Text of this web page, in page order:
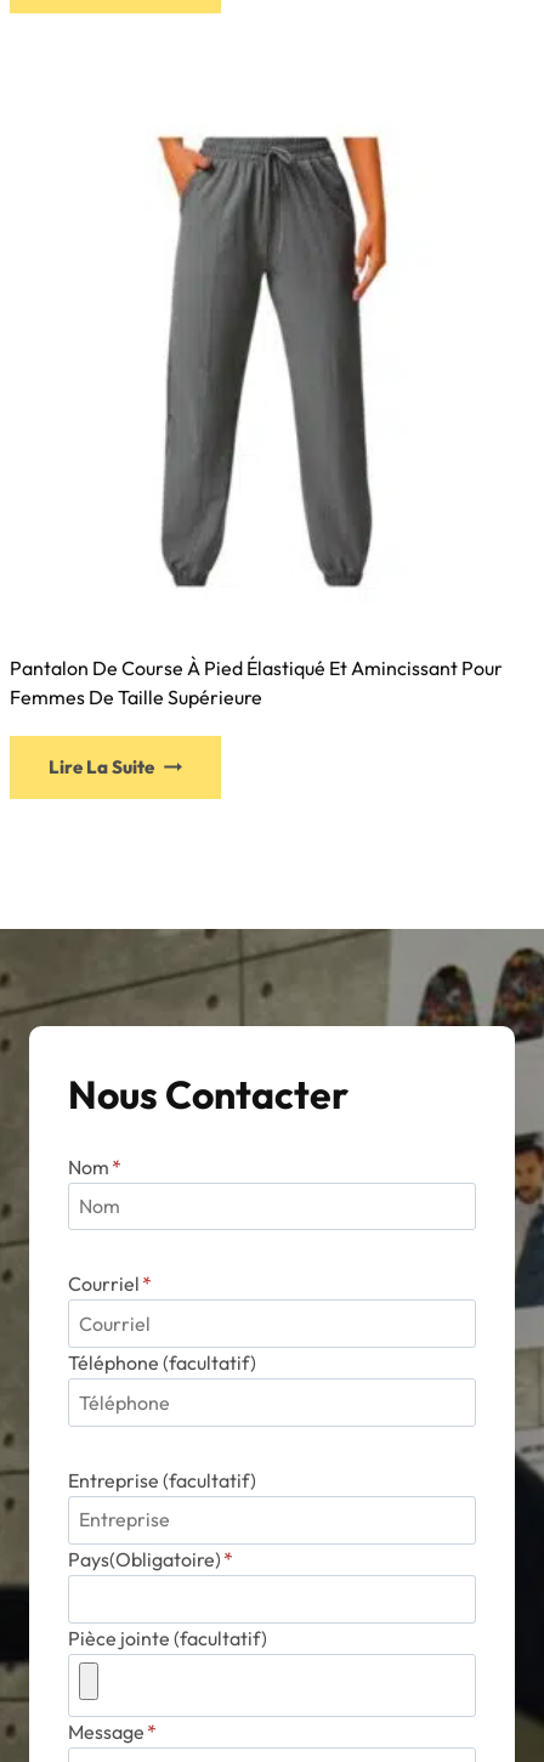
Pantalon De Course À Pied Élastiqué Et Amincissant Pour
Femmes De Taille Supérieure
Lire La Suite
Nous Contacter
Nom *
Courriel *
Téléphone (facultatif)
Entreprise (facultatif)
Pays(Obligatoire) *
Pièce jointe (facultatif)
Message *